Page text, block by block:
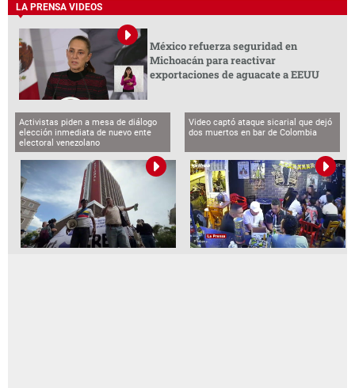
LA PRENSA VIDEOS
México refuerza seguridad en
Michoacán para reactivar
exportaciones de aguacate a EEUU
Activistas piden a mesa de diálogo
elección inmediata de nuevo ente
electoral venezolano
Video captó ataque sicarial que dejó
dos muertos en bar de Colombia